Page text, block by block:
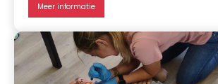
Meer informatie